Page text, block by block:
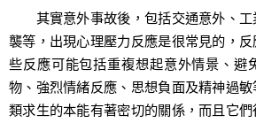
其實意外事故後，包括交通意外、工
襲等，出現心理壓力反應是很常見的，
些反應可能包括重複想起意外情景、避
物、強烈情緒反應、思想負面及精神過
類求生的本能有著密切的關係，而且它